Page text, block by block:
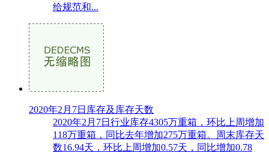
给规范和...
2020年2月7日库存及库存天数
2020年2月7日行业库存4305万重箱，环比上周增加
118万重箱，同比去年增加275万重箱。周末库存天
数16.94天，环比上周增加0.57天，同比增加0.78